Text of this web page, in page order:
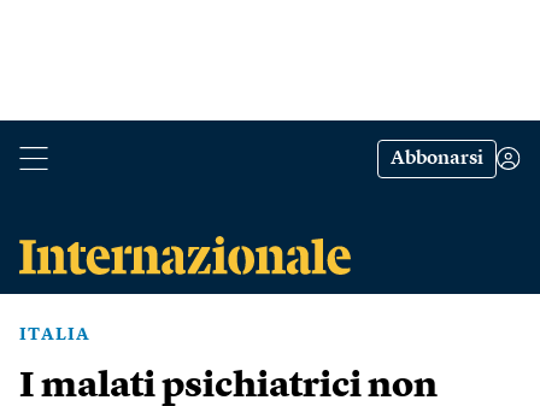
Abbonarsi
ITALIA
I malati psichiatrici non